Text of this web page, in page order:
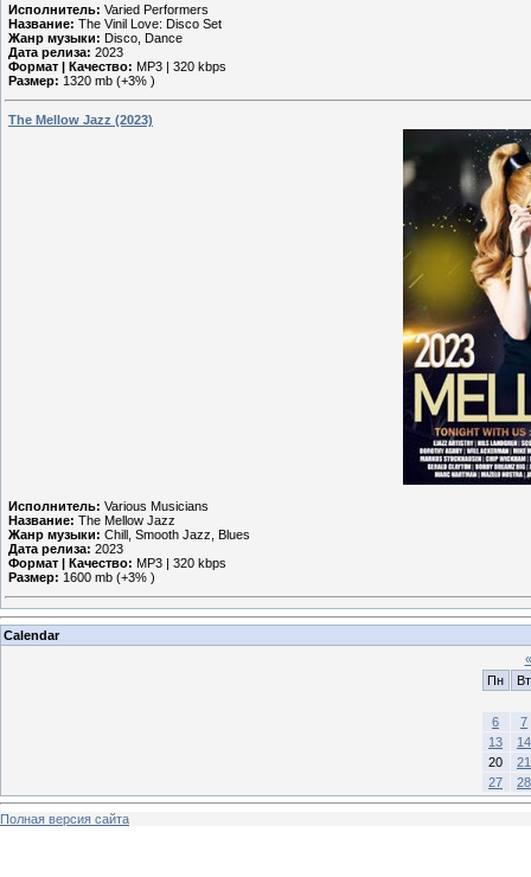
Исполнитель: Varied Performers
Название: The Vinil Love: Disco Set
Жанр музыки: Disco, Dance
Дата релиза: 2023
Формат | Качество: MP3 | 320 kbps
Размер: 1320 mb (+3% )
The Mellow Jazz (2023)
Исполнитель: Various Musicians
Название: The Mellow Jazz
Жанр музыки: Chill, Smooth Jazz, Blues
Дата релиза: 2023
Формат | Качество: MP3 | 320 kbps
Размер: 1600 mb (+3% )
Calendar
«
Пн
Вт
6
7
13
14
20
21
27
28
Полная версия сайта